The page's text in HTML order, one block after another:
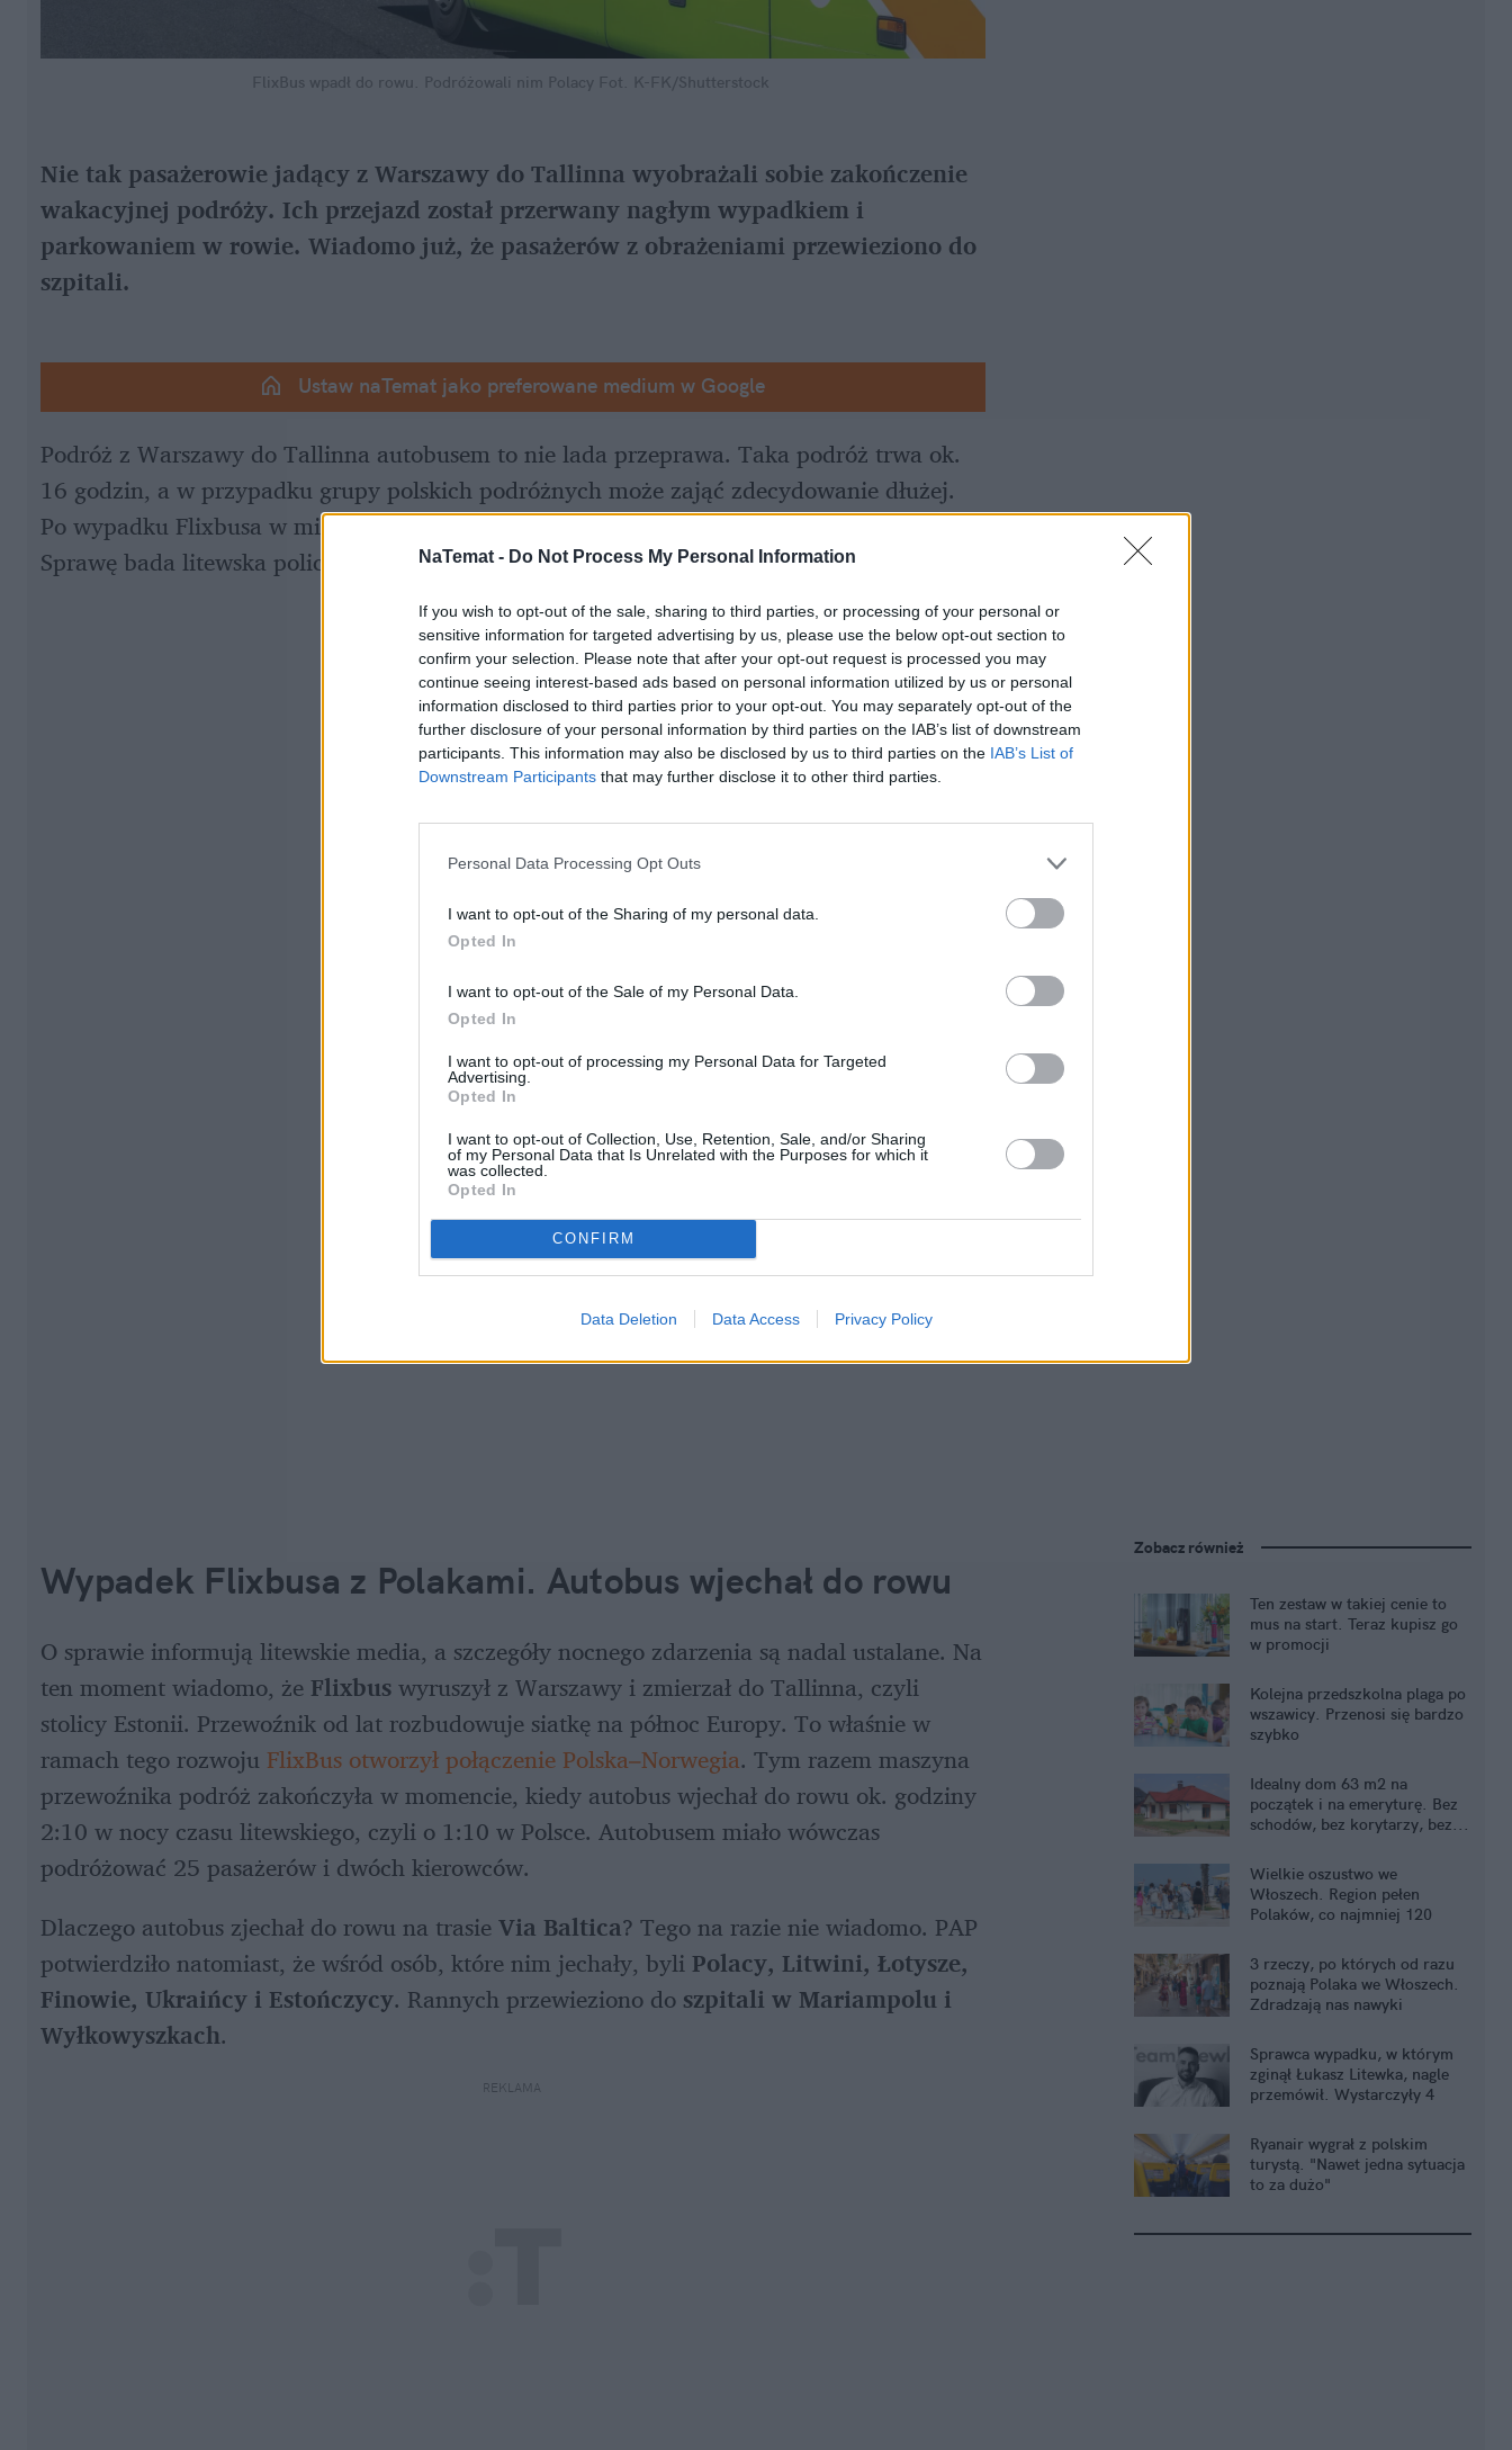
NaTemat - Do Not Process My Personal Information
If you wish to opt-out of the sale, sharing to third parties, or processing of your personal or
sensitive information for targeted advertising by us, please use the below opt-out section to
confirm your selection. Please note that after your opt-out request is processed you may
continue seeing interest-based ads based on personal information utilized by us or personal
information disclosed to third parties prior to your opt-out. You may separately opt-out of the
further disclosure of your personal information by third parties on the IAB’s list of downstream
participants. This information may also be disclosed by us to third parties on the IAB’s List of
Downstream Participants that may further disclose it to other third parties.
Personal Data Processing Opt Outs
I want to opt-out of the Sharing of my personal data.
Opted In
I want to opt-out of the Sale of my Personal Data.
Opted In
I want to opt-out of processing my Personal Data for Targeted
Advertising.
Opted In
I want to opt-out of Collection, Use, Retention, Sale, and/or Sharing
of my Personal Data that Is Unrelated with the Purposes for which it
was collected.
Opted In
CONFIRM
Data Deletion Data Access Privacy Policy
FlixBus wpadł do rowu. Podróżowali nim Polacy Fot. K-FK/Shutterstock
Nie tak pasażerowie jadący z Warszawy do Tallinna wyobrażali sobie zakończenie
wakacyjnej podróży. Ich przejazd został przerwany nagłym wypadkiem i
parkowaniem w rowie. Wiadomo już, że pasażerów z obrażeniami przewieziono do
szpitali.
Ustaw naTemat jako preferowane medium w Google
Podróż z Warszawy do Tallinna autobusem to nie lada przeprawa. Taka podróż trwa ok.
16 godzin, a w przypadku grupy polskich podróżnych może zająć zdecydowanie dłużej.
Po wypadku Flixbusa w miejscowości Mariampol na Litwie pasażerowie trafili do szpitali.
Sprawę bada litewska policja.
Wypadek Flixbusa z Polakami. Autobus wjechał do rowu
O sprawie informują litewskie media, a szczegóły nocnego zdarzenia są nadal ustalane. Na
ten moment wiadomo, że Flixbus wyruszył z Warszawy i zmierzał do Tallinna, czyli
stolicy Estonii. Przewoźnik od lat rozbudowuje siatkę na północ Europy. To właśnie w
ramach tego rozwoju FlixBus otworzył połączenie Polska–Norwegia. Tym razem maszyna
przewoźnika podróż zakończyła w momencie, kiedy autobus wjechał do rowu ok. godziny
2:10 w nocy czasu litewskiego, czyli o 1:10 w Polsce. Autobusem miało wówczas
podróżować 25 pasażerów i dwóch kierowców.
Dlaczego autobus zjechał do rowu na trasie Via Baltica? Tego na razie nie wiadomo. PAP
potwierdziło natomiast, że wśród osób, które nim jechały, byli Polacy, Litwini, Łotysze,
Finowie, Ukraińcy i Estończycy. Rannych przewieziono do szpitali w Mariampolu i
Wyłkowyszkach.
REKLAMA
Zobacz również
Ten zestaw w takiej cenie to
mus na start. Teraz kupisz go
w promocji
Kolejna przedszkolna plaga po
wszawicy. Przenosi się bardzo
szybko
Idealny dom 63 m2 na
początek i na emeryturę. Bez
schodów, bez korytarzy, bez...
Wielkie oszustwo we
Włoszech. Region pełen
Polaków, co najmniej 120
3 rzeczy, po których od razu
poznają Polaka we Włoszech.
Zdradzają nas nawyki
Sprawca wypadku, w którym
zginął Łukasz Litewka, nagle
przemówił. Wystarczyły 4
Ryanair wygrał z polskim
turystą. "Nawet jedna sytuacja
to za dużo"